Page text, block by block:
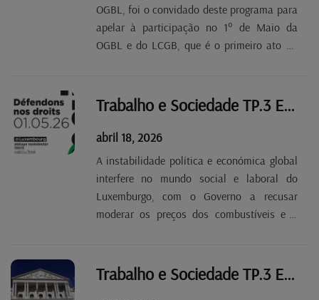
OGBL, foi o convidado deste programa para
apelar à participação no 1° de Maio da
OGBL e do LCGB, que é o primeiro ato na
ações já tiveram lugar com manifestações
Trabalho e Sociedade TP.3 EP 27
abril 18, 2026
A instabilidade política e económica global
interfere no mundo social e laboral do
Luxemburgo, com o Governo a recusar
moderar os preços dos combustíveis e a
máximo de trabalhadores, membros e
Trabalho e Sociedade TP.3 EP 26